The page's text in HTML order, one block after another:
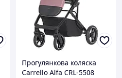
Прогулянкова коляска
Carrello Alfa CRL-5508